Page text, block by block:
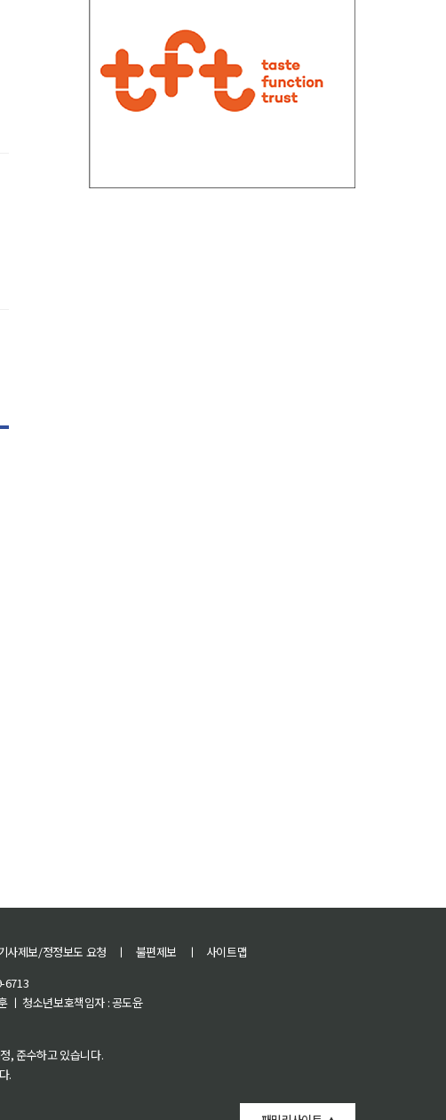
사제보/정정보도 요청 ㅣ 불편제보 ㅣ
사이트맵
6713
ㅣ 청소년보호책임자 : 공도윤
, 준수하고 있습니다.
.